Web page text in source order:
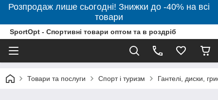
Розпродаж лише сьогодні! Знижки до -40% на всі
товари
SportOpt - Спортивні товари оптом та в роздріб
Товари та послуги Спорт і туризм Гантелі, диски,